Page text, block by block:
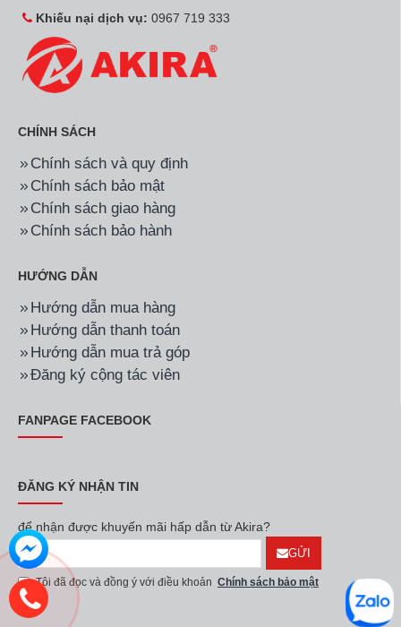
Khiếu nại dịch vụ: 0967 719 333
CHÍNH SÁCH
Chính sách và quy định
Chính sách bảo mật
Chính sách giao hàng
Chính sách bảo hành
HƯỚNG DẪN
Hướng dẫn mua hàng
Hướng dẫn thanh toán
Hướng dẫn mua trả góp
Đăng ký cộng tác viên
FANPAGE FACEBOOK
ĐĂNG KÝ NHẬN TIN
để nhận được khuyến mãi hấp dẫn từ Akira?
GỬI
Tôi đã đọc và đồng ý với điều khoản Chính sách bảo mật